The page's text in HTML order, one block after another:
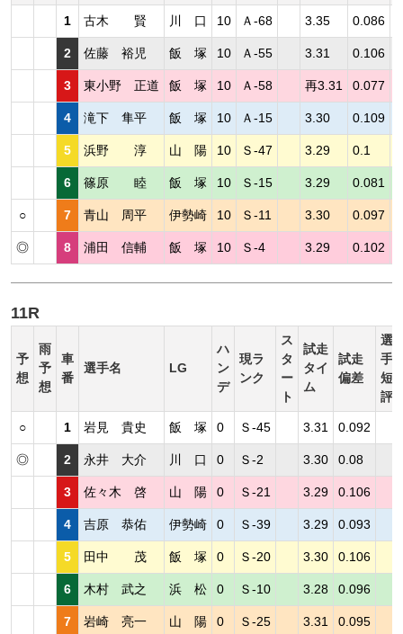
1 古木 賢 川 口 10 Ａ-68 3.35 0.086
2 佐藤 裕児 飯 塚 10 Ａ-55 3.31 0.106
3 東小野 正道 飯 塚 10 Ａ-58 再3.31 0.077
4 滝下 隼平 飯 塚 10 Ａ-15 3.30 0.109
5 浜野 淳 山 陽 10 Ｓ-47 3.29 0.1
6 篠原 睦 飯 塚 10 Ｓ-15 3.29 0.081
○ 7 青山 周平 伊勢崎 10 Ｓ-11 3.30 0.097
◎ 8 浦田 信輔 飯 塚 10 Ｓ-4 3.29 0.102
11R
予
想
雨
予
想
車
番
選手名 LG
ハ
ン
デ
現ラ
ンク
ス
タ
ー
ト
試走
タイ
ム
試走
偏差
選
手
短
評
○ 1 岩見 貴史 飯 塚 0 Ｓ-45 3.31 0.092
◎ 2 永井 大介 川 口 0 Ｓ-2 3.30 0.08
3 佐々木 啓 山 陽 0 Ｓ-21 3.29 0.106
4 吉原 恭佑 伊勢崎 0 Ｓ-39 3.29 0.093
5 田中 茂 飯 塚 0 Ｓ-20 3.30 0.106
6 木村 武之 浜 松 0 Ｓ-10 3.28 0.096
7 岩崎 亮一 山 陽 0 Ｓ-25 3.31 0.095